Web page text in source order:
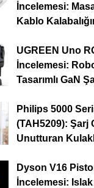
İncelemesi:
Kablo
UGREEN Uno
İncelemesi:
Tasarımlı GaN
Philips 5000
(TAH5209): Şarj
Unutturan
Dyson V16
İncelemesi: